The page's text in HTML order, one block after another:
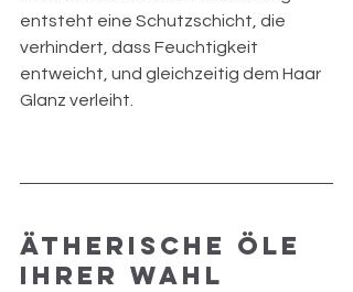
entsteht eine Schutzschicht, die
verhindert, dass Feuchtigkeit
entweicht, und gleichzeitig dem Haar
Glanz verleiht.
Ätherische Öle
Ihrer Wahl